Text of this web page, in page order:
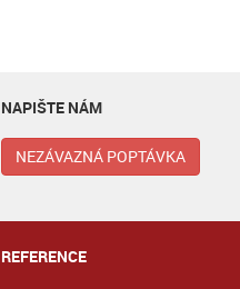
NAPIŠTE NÁM
NEZÁVAZNÁ POPTÁVKA
REFERENCE